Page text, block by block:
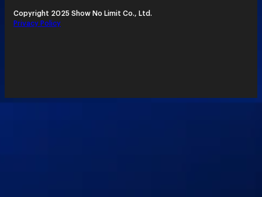
Copyright 2025 Show No Limit Co., Ltd.
Privacy Policy